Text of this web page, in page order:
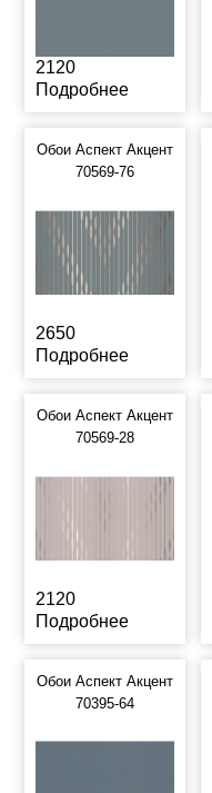
2120
Подробнее
Обои Аспект Акцент
70569-76
2650
Подробнее
Обои Аспект Акцент
70569-28
2120
Подробнее
Обои Аспект Акцент
70395-64